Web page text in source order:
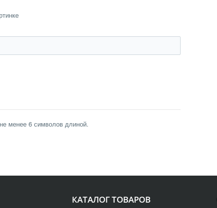
менее 6 символов длиной.
КАТАЛОГ ТОВАРОВ